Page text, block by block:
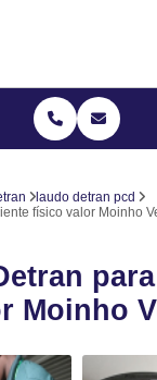
laudo detran pcd
físico valor Moinho
Moinho